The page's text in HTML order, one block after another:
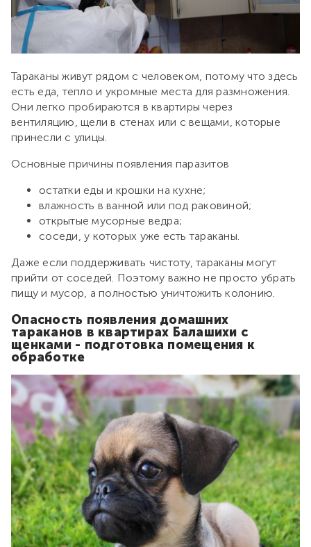
Тараканы живут рядом с человеком, потому что здесь
есть еда, тепло и укромные места для размножения.
Они легко пробираются в квартиры через
вентиляцию, щели в стенах или с вещами, которые
принесли с улицы.
Основные причины появления паразитов
остатки еды и крошки на кухне;
влажность в ванной или под раковиной;
открытые мусорные ведра;
соседи, у которых уже есть тараканы.
Даже если поддерживать чистоту, тараканы могут
прийти от соседей. Поэтому важно не просто убрать
пищу и мусор, а полностью уничтожить колонию.
Опасность появления домашних
тараканов в квартирах Балашихи с
щенками - подготовка помещения к
обработке